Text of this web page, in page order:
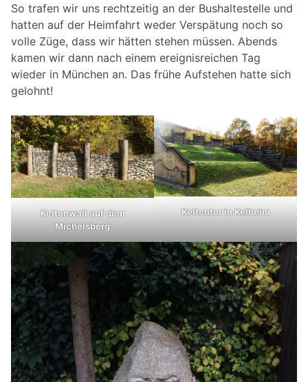
So trafen wir uns rechtzeitig an der Bushaltestelle und
hatten auf der Heimfahrt weder Verspätung noch so
volle Züge, dass wir hätten stehen müssen. Abends
kamen wir dann nach einem ereignisreichen Tag
wieder in München an. Das frühe Aufstehen hatte sich
gelohnt!
Keltenwall auf dem
Michelsberg
Keltentor in Kelheim